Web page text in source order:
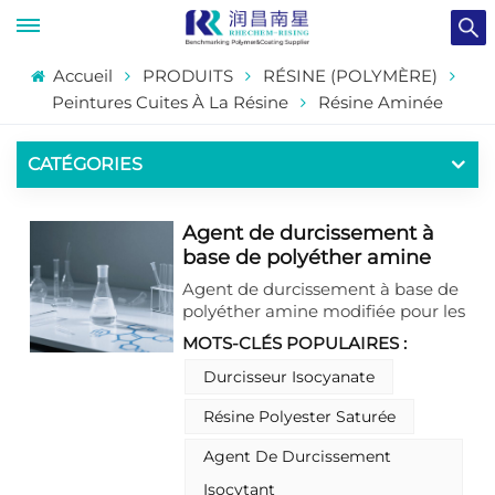
Accueil PRODUITS
RÉSINE (POLYMÈRE)
Peintures Cuites À La Résine
Résine Aminée
CATÉGORIES
Agent de durcissement à
base de polyéther amine
modifié pour revêtements
époxy hautes performances
Agent de durcissement à base de
polyéther amine modifiée pour les
revêtements époxy hautes
performances.Ce durcisseur
polyétheramine modifié est un
de revêtement époxy hautes
flexibilité accrue, une excellente
résistance chimique et une
MOTS-CLÉS POPULAIRES :
Durcisseur Isocyanate
Résine Polyester Saturée
Agent De Durcissement
Isocytant